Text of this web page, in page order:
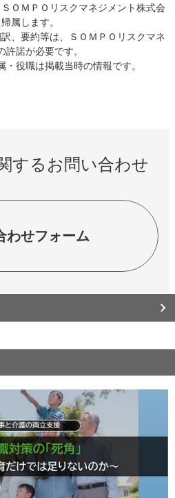
ＯＭＰＯリスクマネジメント株式会
属します。
、要約等は、ＳＯＭＰＯリスクマネ
許諾が必要です。
役職は掲載当時の情報です。
するお問い合わせ
わせフォーム